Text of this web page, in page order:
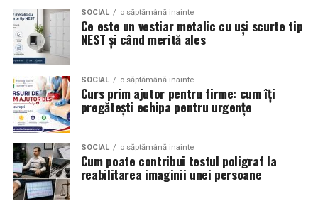
viitorului alături de noi!
Ești un tânăr din județele Argeș, Prahova, Călărași,
Dâmbovița, Teleorman, Giurgiu sau Ialomița și vrei să
înveți o meserie adaptată cerințelor moderne? Înscrie-
te gratuit la cursurile noastre de formare!
🔗 Află toate detaliile și înregistrează-te pe:
tinerisudmuntenia.ro
Program cofinanțat din Fondul Social European+ prin
Programul Educație și Ocupare 2021 – 2027.
Primele plecari:
Vineri – 15:30
Sambata si duminica – 13:30
Ultima cursa de intoarcere din Buftea este la ora 04:00.
Biletul poate fi cumparat online.
Tren
SOCIAL o săptămână inainte
Ce este un vestiar metalic cu uși scurte tip
NEST și când merită ales
SOCIAL o săptămână inainte
Curs prim ajutor pentru firme: cum îți
pregătești echipa pentru urgențe
SOCIAL o săptămână inainte
Cum poate contribui testul poligraf la
reabilitarea imaginii unei persoane